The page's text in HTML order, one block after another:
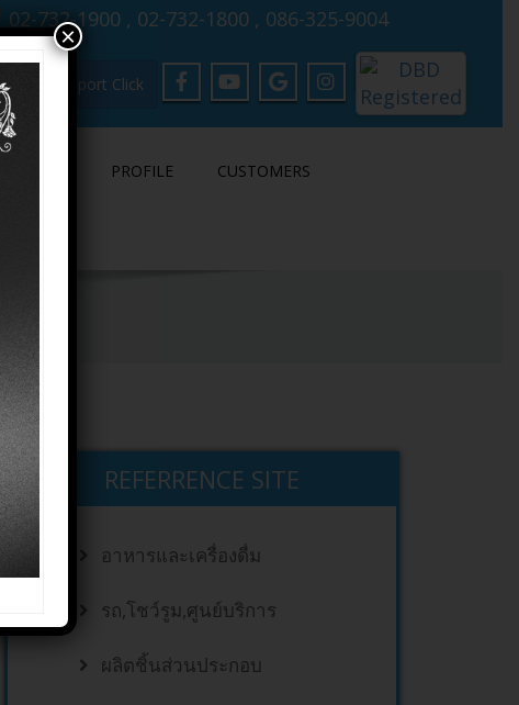
02-732-1900 , 02-732-1800 , 086-325-9004
Support Click
PROFILE CUSTOMERS
REFERRENCE SITE
อาหารและเครื่องดื่ม
รถ,โชว์รูม,ศูนย์บริการ
ผลิตชิ้นส่วนประกอบ
×